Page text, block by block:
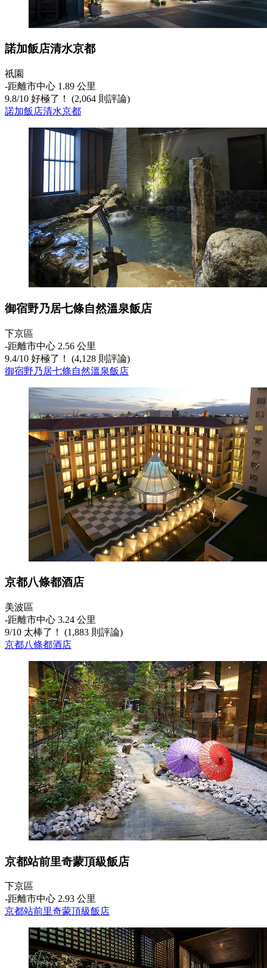
諾加飯店清水京都
祇園
‐距離市中心 1.89 公里
9.8/10 好極了！ (2,064 則評論)
諾加飯店清水京都
御宿野乃居七條自然溫泉飯店
下京區
‐距離市中心 2.56 公里
9.4/10 好極了！ (4,128 則評論)
御宿野乃居七條自然溫泉飯店
京都八條都酒店
美波區
‐距離市中心 3.24 公里
9/10 太棒了！ (1,883 則評論)
京都八條都酒店
京都站前里奇蒙頂級飯店
下京區
‐距離市中心 2.93 公里
京都站前里奇蒙頂級飯店